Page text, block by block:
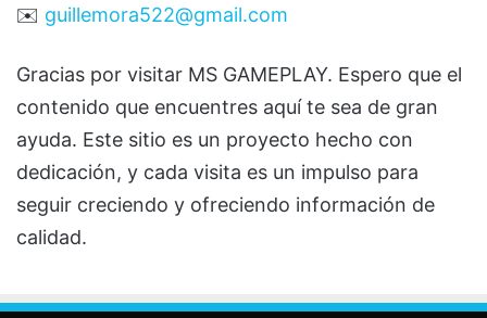
✉️ guillemora522@gmail.com
Gracias por visitar MS GAMEPLAY. Espero que el
contenido que encuentres aquí te sea de gran
ayuda. Este sitio es un proyecto hecho con
dedicación, y cada visita es un impulso para
seguir creciendo y ofreciendo información de
calidad.